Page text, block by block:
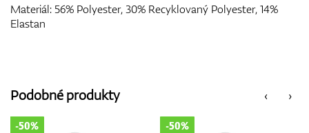
Materiál: 56% Polyester, 30% Recyklovaný Polyester, 14%
Elastan
‹
Podobné produkty ›
-50% -50%